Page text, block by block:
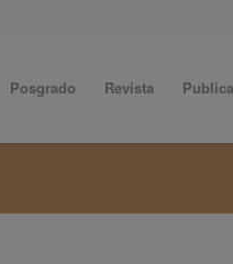
Posgrado Revista